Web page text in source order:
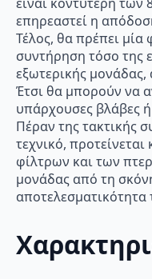
επηρεαστεί η
Τέλος, θα πρέπει μία
συντήρηση τόσο της
εξωτερικής μονάδας,
Έτσι θα μπορούν να
υπάρχουσες βλάβες
Πέραν της τακτικής
τεχνικό,
φίλτρων και των
μονάδας από τη
αποτελεσματικότητα